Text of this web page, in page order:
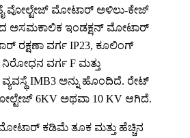
ವೋಲ್ಟೇಜ್ ಮೋಟಾರ್ ಅಳಿಲು-ಕೇಜ್
ಅಸಮಕಾಲಿಕ ಇಂಡಕ್ಷನ್ ಮೋಟಾರ್
ರಕ್ಷಣಾ ವರ್ಗ IP23, ಕೂಲಿಂಗ್
ನಿರೋಧನ ವರ್ಗ F ಮತ್ತು
IMB3 ಅನ್ನು ಹೊಂದಿದೆ. ರೇಟ್
6KV ಅಥವಾ 10 KV ಆಗಿದೆ.
ಕಡಿಮೆ ತೂಕ ಮತ್ತು ಹೆಚ್ಚಿನ